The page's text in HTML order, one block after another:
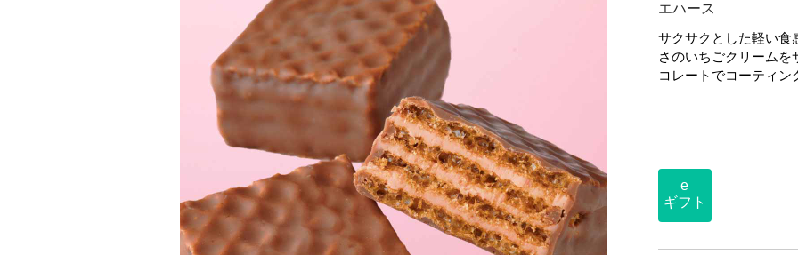
エハース
サクサクとした軽い食
さのいちごクリーム
コレートでコーティン
e
ギフト